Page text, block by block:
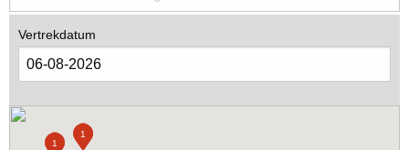
1
1
Vertrekdatum